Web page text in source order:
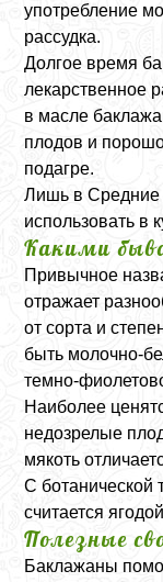
употребление
рассудка.
Долгое время
лекарственное
в масле
плодов и
подагре.
Лишь в Средние
использовать в
Какими
Привычное
отражает
от сорта и
быть молочно-
темно-
Наиболее
недозрелые
мякоть
С ботанической
считается
Полезные
Баклажаны